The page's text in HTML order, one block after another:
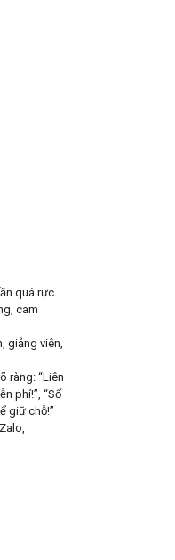
quá rực
cam
giảng viên,
ràng: “Liên
phí!”, “Số
giữ chỗ!”